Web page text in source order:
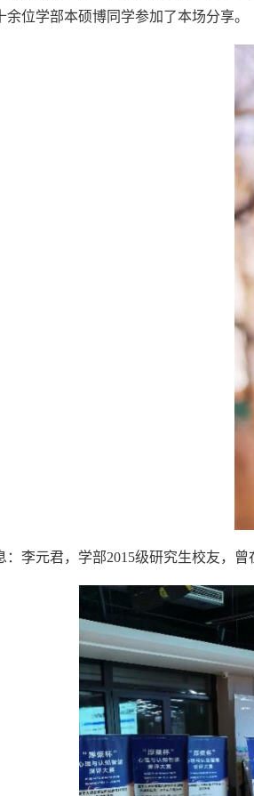
余位学部本硕博同学参加了本场分享。
：李元君，学部2015级研究生校友，